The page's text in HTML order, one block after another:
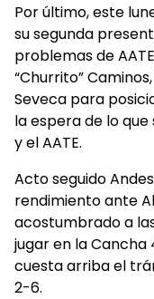
Por último, este
su segunda
problemas de
“Churrito”
Seveca para
la espera de lo
y el AATE.
Acto seguido
rendimiento ante
acostumbrado a
jugar en la Cancha
cuesta arriba el
2-6.